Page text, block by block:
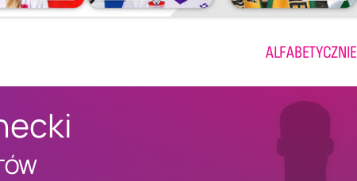
ALFABETYCZNIE